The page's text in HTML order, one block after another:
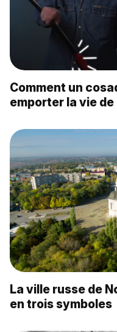
Comment un
emporter la vie
La ville russe de
en trois symboles